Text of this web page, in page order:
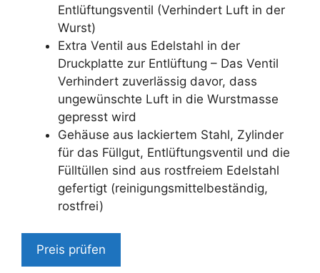
Entlüftungsventil (Verhindert Luft in der
Wurst)
Extra Ventil aus Edelstahl in der
Druckplatte zur Entlüftung – Das Ventil
Verhindert zuverlässig davor, dass
ungewünschte Luft in die Wurstmasse
gepresst wird
Gehäuse aus lackiertem Stahl, Zylinder
für das Füllgut, Entlüftungsventil und die
Fülltüllen sind aus rostfreiem Edelstahl
gefertigt (reinigungsmittelbeständig,
rostfrei)
Preis prüfen